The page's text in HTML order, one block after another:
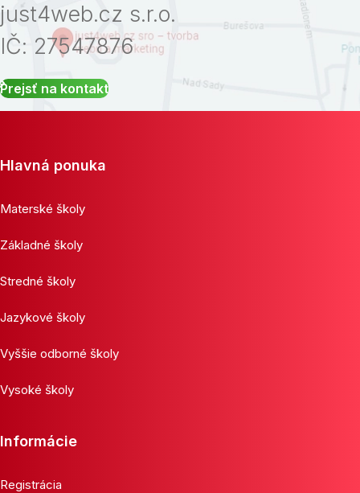
just4web.cz s.r.o.
IČ: 27547876
Prejsť na kontakt
Hlavná ponuka
Materské školy
Základné školy
Stredné školy
Jazykové školy
Vyššie odborné školy
Vysoké školy
Informácie
Registrácia